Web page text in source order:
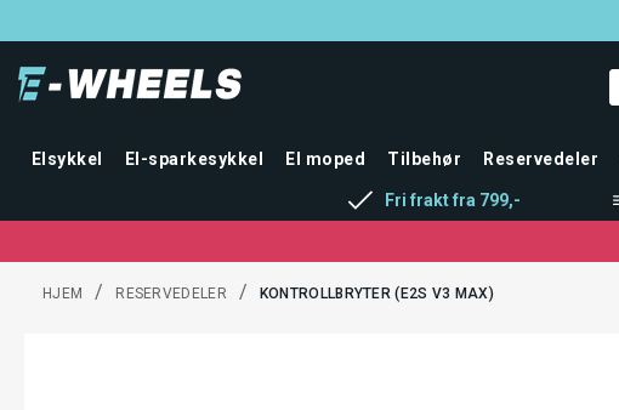
Elsykkel El-sparkesykkel El moped Tilbehør Reservedeler
Fri frakt fra 799,-
HJEM / RESERVEDELER / KONTROLLBRYTER (E2S V3 MAX)